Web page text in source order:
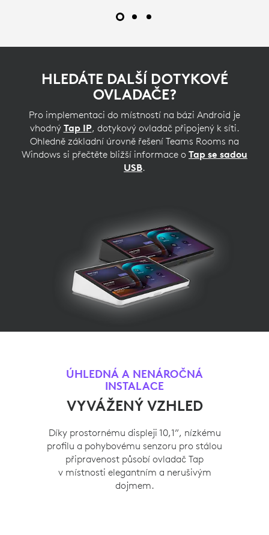
HLEDÁTE DALŠÍ DOTYKOVÉ
OVLADAČE?
Pro implementaci do místností na bázi Android je
vhodný Tap IP, dotykový ovladač připojený k síti.
Ohledně základní úrovně řešení Teams Rooms na
Windows si přečtěte bližší informace o Tap se sadou
USB.
ÚHLEDNÁ A NENÁROČNÁ
INSTALACE
VYVÁŽENÝ VZHLED
Díky prostornému displeji 10,1”, nízkému
profilu a pohybovému senzoru pro stálou
připravenost působí ovladač Tap
v místnosti elegantním a nerušivým
dojmem.